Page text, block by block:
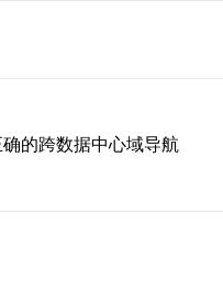
的跨数据中心域导航